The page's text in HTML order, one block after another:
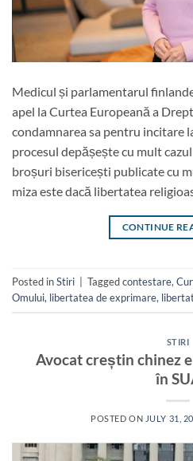
Medicul și parlamentarul
apel la Curtea Europeană a
condamnarea sa pentru incitare
procesul depășește cu mult
broșuri bisericești publicate cu
miza este dacă libertatea
CONTINUE
Posted inStiri Taggedcontestare,
Omului, libertatea de exprimare,
STIRI
Avocat creștin chinez
în
POSTED ON JULY 31,